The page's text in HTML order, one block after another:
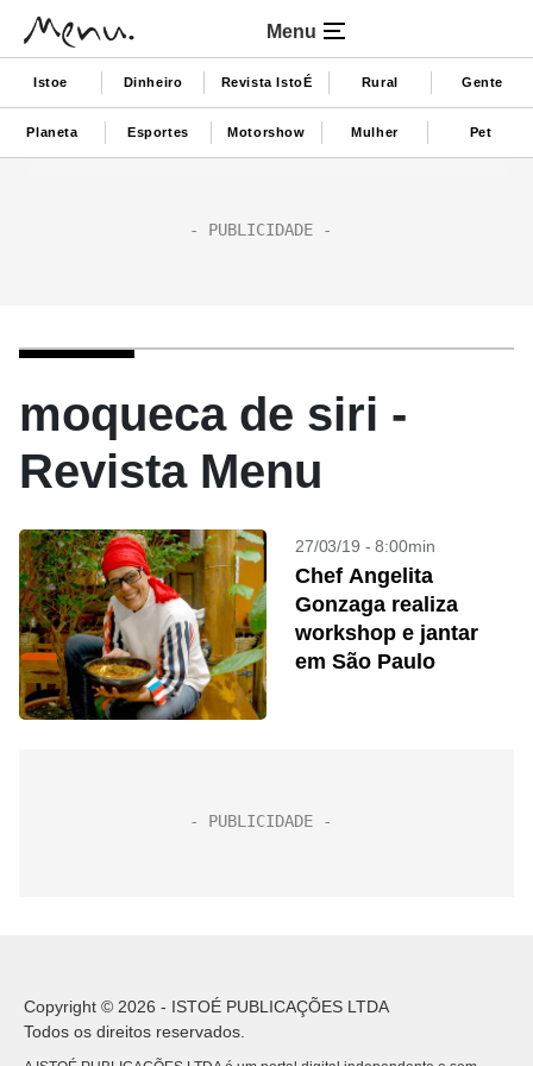
Menu
Istoe Dinheiro Revista IstoÉ Rural Gente
Planeta Esportes Motorshow Mulher Pet
moqueca de siri -
Revista Menu
27/03/19 - 8:00min
Chef Angelita
Gonzaga realiza
workshop e jantar
em São Paulo
Copyright © 2026 - ISTOÉ PUBLICAÇÕES LTDA
Todos os direitos reservados.